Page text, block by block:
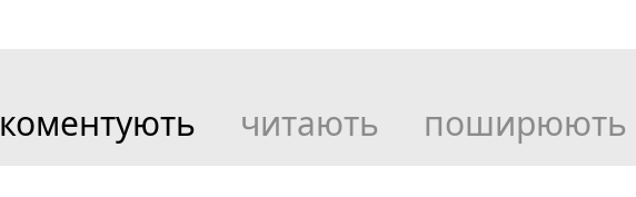
коментують читають поширюють